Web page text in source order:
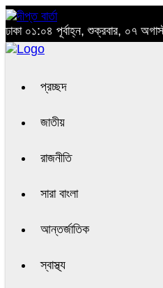
ঢাকা ০১:০৪ পূর্বাহ্ন, শুক্রবার, ০৭
প্রচ্ছদ
জাতীয়
রাজনীতি
সারা বাংলা
আন্তর্জাতিক
স্বাস্থ্য